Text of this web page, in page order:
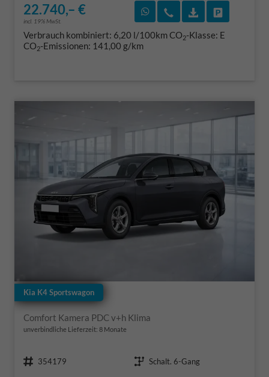
22.740,– €
incl. 19% MwSt.
Rückruf vereinbaren
Wir rufen Sie an
Verbrauch kombiniert: 6,20 l/100kmCO2-Klasse: E
CO2-Emissionen: 141,00 g/km
Kia K4 Sportswagon
Comfort Kamera PDC v+h Klima
unverbindliche Lieferzeit: 8 Monate
354179
Schalt. 6-Gang